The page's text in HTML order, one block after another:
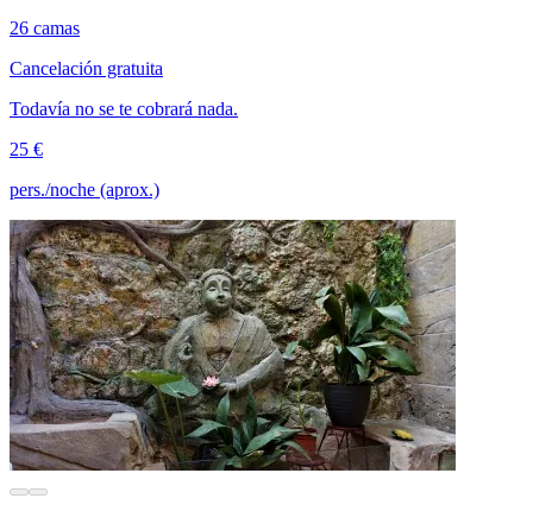
26 camas
Cancelación gratuita
Todavía no se te cobrará nada.
25 €
pers./noche (aprox.)